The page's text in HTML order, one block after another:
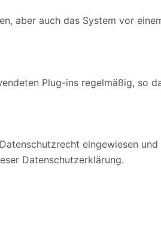
aber auch das System vor
Plug-ins regelmäßig, so
eingewiesen und
Datenschutzerklärung.